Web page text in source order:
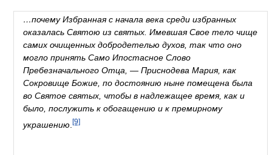
…почему Избранная с начала века среди избранных
оказалась Святою из святых. Имевшая Свое тело чище
самих очищенных добродетелью духов, так что оно
могло принять Само Ипостасное Слово
Пребезначального Отца, — Приснодева Мария, как
Сокровище Божие, по достоянию ныне помещена была
во Святое святых, чтобы в надлежащее время, как и
было, послужить к обогащению и к премирному
украшению [9]